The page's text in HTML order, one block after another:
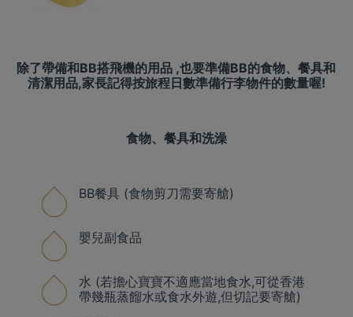
除了帶備和BB搭飛機的用品 ,也要準備BB的食物、餐具和
清潔用品,家長記得按旅程日數準備行李物件的數量喔!
食物、餐具和洗澡
BB餐具 (食物剪刀需要寄艙)
嬰兒副食品
水 (若擔心寶寶不適應當地食水,可從香港
帶幾瓶蒸餾水或食水外遊,但切記要寄艙)